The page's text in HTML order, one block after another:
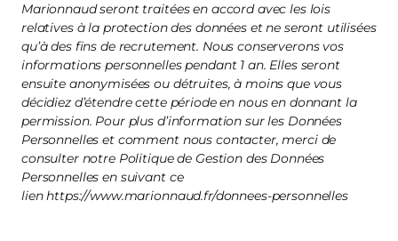
Marionnaud seront traitées en accord avec les lois
relatives à la protection des données et ne seront utilisées
qu’à des fins de recrutement. Nous conserverons vos
informations personnelles pendant 1 an. Elles seront
ensuite anonymisées ou détruites, à moins que vous
décidiez d’étendre cette période en nous en donnant la
permission. Pour plus d’information sur les Données
Personnelles et comment nous contacter, merci de
consulter notre Politique de Gestion des Données
Personnelles en suivant ce
lien https://www.marionnaud.fr/donnees-personnelles